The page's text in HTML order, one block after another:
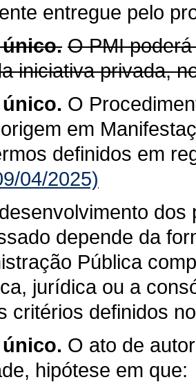
entregue pelo
O PMI
iniciativa privada,
O
em
definidos em
04/2025)
dos
depende da
Pública
jurídica ou a
critérios definidos
O ato de
hipótese em que: